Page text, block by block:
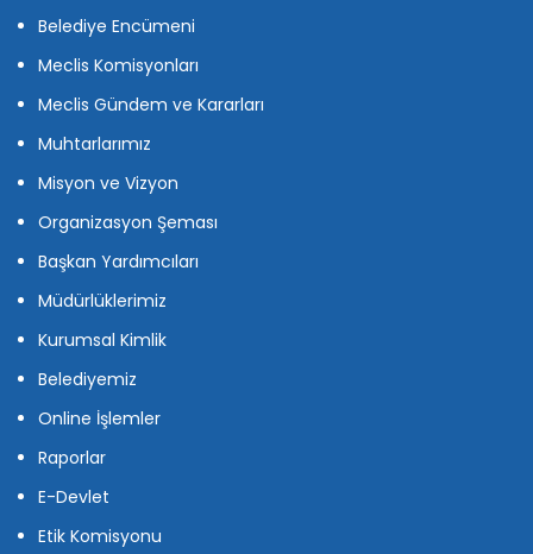
Belediye Encümeni
Meclis Komisyonları
Meclis Gündem ve Kararları
Muhtarlarımız
Misyon ve Vizyon
Organizasyon Şeması
Başkan Yardımcıları
Müdürlüklerimiz
Kurumsal Kimlik
Belediyemiz
Online İşlemler
Raporlar
E-Devlet
Etik Komisyonu